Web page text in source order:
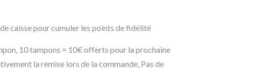
caisse pour cumuler les points de fidélité
10 tampons = 10€ offerts pour la prochaine
la remise lors de la commande, Pas de